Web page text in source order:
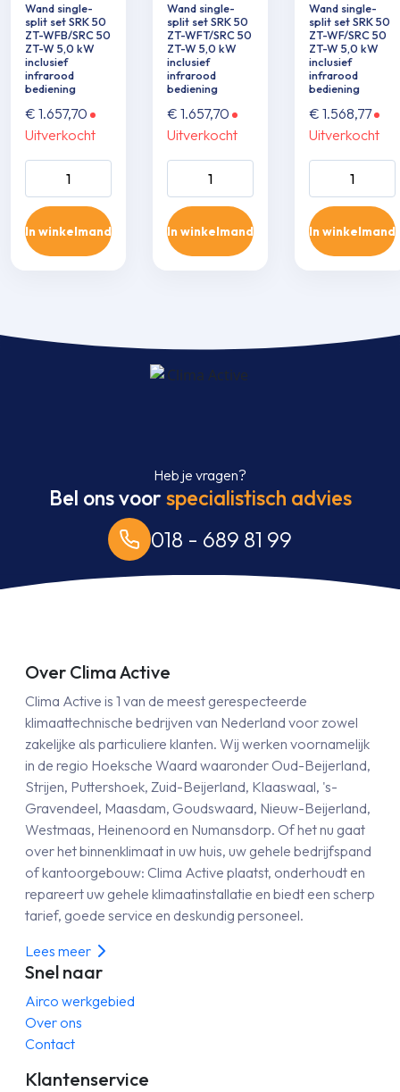
Wand single-
split set SRK 50
ZT-WFB/SRC 50
ZT-W 5,0 kW
inclusief
infrarood
bediening
€ 1.657,70
Uitverkocht
Wand single-split
set SRK 50 ZT-
WFB/SRC 50 ZT-
W 5,0 kW inclusief
infrarood
In winkelmand
Wand single-
split set SRK 50
ZT-WFT/SRC 50
ZT-W 5,0 kW
inclusief
infrarood
bediening
€ 1.657,70
Uitverkocht
Wand single-split
set SRK 50 ZT-
WFT/SRC 50 ZT-
W 5,0 kW inclusief
infrarood
In winkelmand
Wand single-
split set SRK 50
ZT-WF/SRC 50
ZT-W 5,0 kW
inclusief
infrarood
bediening
€ 1.568,77
Uitverkocht
Wand single-
set SRK 50
WF/SRC 50
5,0 kW
infrarood
In winkelmand
Heb je vragen?
Bel ons voorspecialistisch advies
018 - 689 81 99
Over Clima Active
Clima Active is 1 van de meest gerespecteerde
klimaattechnische bedrijven van Nederland voor zowel
zakelijke als particuliere klanten. Wij werken voornamelijk
in de regio Hoeksche Waard waaronder Oud-Beijerland,
Strijen, Puttershoek, Zuid-Beijerland, Klaaswaal, 's-
Gravendeel, Maasdam, Goudswaard, Nieuw-Beijerland,
Westmaas, Heinenoord en Numansdorp. Of het nu gaat
over het binnenklimaat in uw huis, uw gehele bedrijfspand
of kantoorgebouw: Clima Active plaatst, onderhoudt en
repareert uw gehele klimaatinstallatie en biedt een scherp
tarief, goede service en deskundig personeel.
Lees meer
Snel naar
Airco werkgebied
Over ons
Contact
Klantenservice